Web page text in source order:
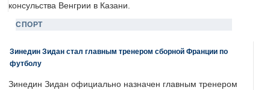
консульства Венгрии в Казани.
СПОРТ
Зинедин Зидан стал главным тренером сборной Франции по
футболу
Зинедин Зидан официально назначен главным тренером